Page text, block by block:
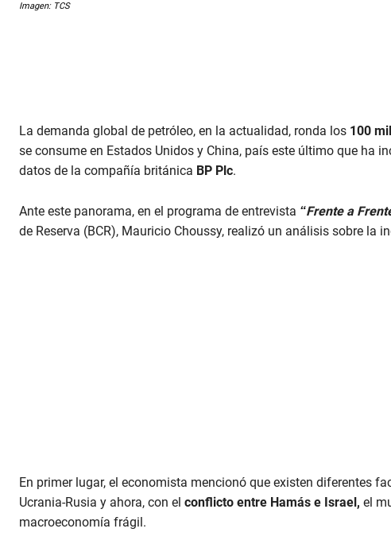
Imagen: TCS
La demanda global de petróleo, en la actualidad, ronda los 100
se consume en Estados Unidos y China, país este último que ha
datos de la compañía británica BP Plc.
Ante este panorama, en el programa de entrevista “Frente a
de Reserva (BCR), Mauricio Choussy, realizó un análisis sobre la
En primer lugar, el economista mencionó que existen diferentes
Ucrania-Rusia y ahora, con el conflicto entre Hamás e Israel, el
macroeconomía frágil.